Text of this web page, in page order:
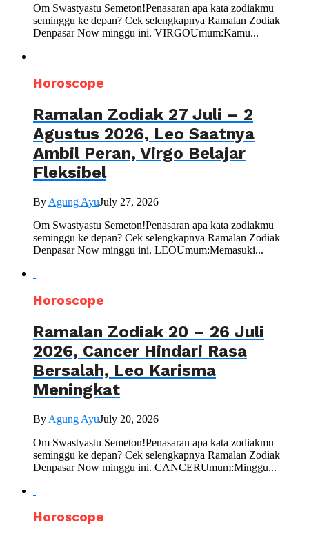
Om Swastyastu Semeton!Penasaran apa kata zodiakmu
seminggu ke depan? Cek selengkapnya Ramalan Zodiak
Denpasar Now minggu ini. VIRGOUmum:Kamu...
Horoscope
Ramalan Zodiak 27 Juli – 2
Agustus 2026, Leo Saatnya
Ambil Peran, Virgo Belajar
Fleksibel
By Agung AyuJuly 27, 2026
Om Swastyastu Semeton!Penasaran apa kata zodiakmu
seminggu ke depan? Cek selengkapnya Ramalan Zodiak
Denpasar Now minggu ini. LEOUmum:Memasuki...
Horoscope
Ramalan Zodiak 20 – 26 Juli
2026, Cancer Hindari Rasa
Bersalah, Leo Karisma
Meningkat
By Agung AyuJuly 20, 2026
Om Swastyastu Semeton!Penasaran apa kata zodiakmu
seminggu ke depan? Cek selengkapnya Ramalan Zodiak
Denpasar Now minggu ini. CANCERUmum:Minggu...
Horoscope